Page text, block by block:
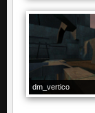
dm_vertico